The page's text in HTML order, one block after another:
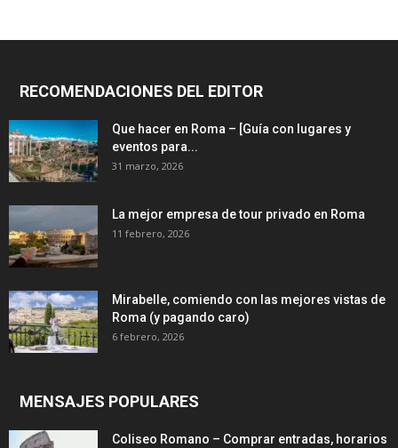
RECOMENDACIONES DEL EDITOR
Que hacer en Roma – [Guía con lugares y
eventos para...
31 marzo, 2026
La mejor empresa de tour privado en Roma
11 febrero, 2026
Mirabelle, comiendo con las mejores vistas de
Roma (y pagando caro)
6 febrero, 2026
MENSAJES POPULARES
Coliseo Romano – Comprar entradas, horarios